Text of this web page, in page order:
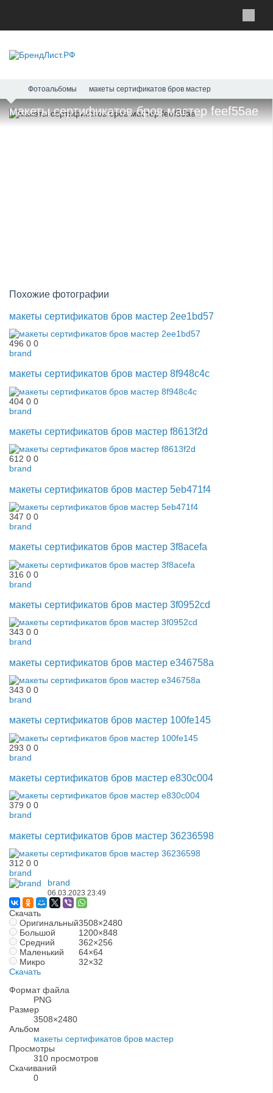
Фотоальбомы макеты сертификатов бров мастер
макеты сертификатов бров мастер feef55ae
Похожие фотографии
макеты сертификатов бров мастер 2ee1bd57
496 0 0
brand
макеты сертификатов бров мастер 8f948c4c
404 0 0
brand
макеты сертификатов бров мастер f8613f2d
612 0 0
brand
макеты сертификатов бров мастер 5eb471f4
347 0 0
brand
макеты сертификатов бров мастер 3f8acefa
316 0 0
brand
макеты сертификатов бров мастер 3f0952cd
343 0 0
brand
макеты сертификатов бров мастер e346758a
343 0 0
brand
макеты сертификатов бров мастер 100fe145
293 0 0
brand
макеты сертификатов бров мастер e830c004
379 0 0
brand
макеты сертификатов бров мастер 36236598
312 0 0
brand
brand
06.03.2023 23:49
Скачать
Оригинальный3508×2480
Большой
1200×848
Средний
362×256
Маленький
64×64
Микро
32×32
Скачать
Формат файла
PNG
Размер
3508×2480
Альбом
макеты сертификатов бров мастер
Просмотры
310 просмотров
Скачиваний
0